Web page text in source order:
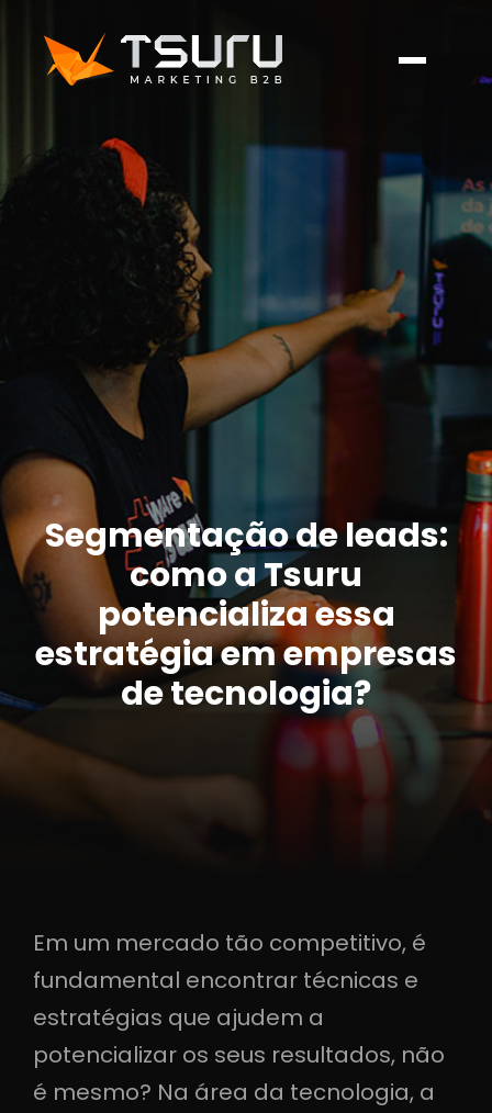
Segmentação de leads:
como a Tsuru
potencializa essa
estratégia em empresas
de tecnologia?
Em um mercado tão competitivo, é
fundamental encontrar técnicas e
estratégias que ajudem a
potencializar os seus resultados, não
é mesmo? Na área da tecnologia, a